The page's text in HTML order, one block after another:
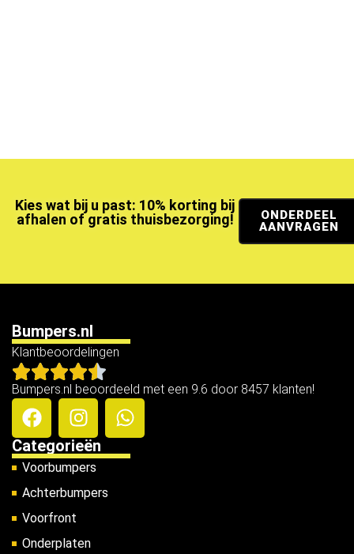
Kies wat bij u past: 10% korting bij
afhalen of gratis thuisbezorging!
ONDERDEEL
AANVRAGEN
Bumpers.nl
Klantbeoordelingen
Bumpers.nl beoordeeld met een 9.6 door 8457 klanten!
Categorieën
Voorbumpers
Achterbumpers
Voorfront
Onderplaten